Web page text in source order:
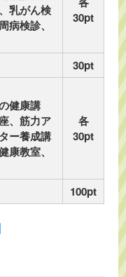
乳がん検
病検診、
30pt
30pt
健康講
、筋力ア
ー養成講
康教室、
各
30pt
100pt